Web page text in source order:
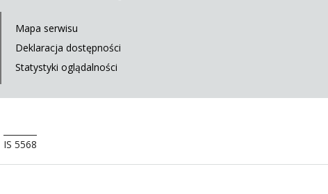
Mapa serwisu
Deklaracja dostępności
Statystyki oglądalności
IS 5568